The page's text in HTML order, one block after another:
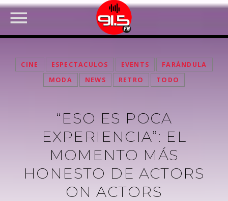
FACEBOOK
CINE ESPECTACULOS EVENTS
FARÁNDULA
MODA
NEWS RETRO TODO
“ESO ES POCA
EXPERIENCIA”: EL
MOMENTO MÁS
HONESTO DE ACTORS
ON ACTORS